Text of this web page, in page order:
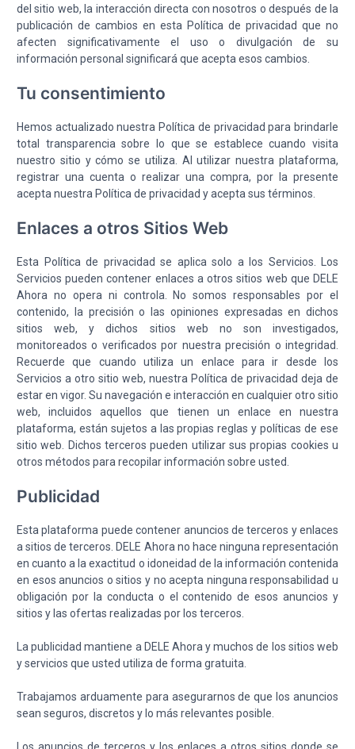
del sitio web, la interacción directa con nosotros o después de la
publicación de cambios en esta Política de privacidad que no
afecten significativamente el uso o divulgación de su
información personal significará que acepta esos cambios.
Tu consentimiento
Hemos actualizado nuestra Política de privacidad para brindarle
total transparencia sobre lo que se establece cuando visita
nuestro sitio y cómo se utiliza. Al utilizar nuestra plataforma,
registrar una cuenta o realizar una compra, por la presente
acepta nuestra Política de privacidad y acepta sus términos.
Enlaces a otros Sitios Web
Esta Política de privacidad se aplica solo a los Servicios. Los
Servicios pueden contener enlaces a otros sitios web que DELE
Ahora no opera ni controla. No somos responsables por el
contenido, la precisión o las opiniones expresadas en dichos
sitios web, y dichos sitios web no son investigados,
monitoreados o verificados por nuestra precisión o integridad.
Recuerde que cuando utiliza un enlace para ir desde los
Servicios a otro sitio web, nuestra Política de privacidad deja de
estar en vigor. Su navegación e interacción en cualquier otro sitio
web, incluidos aquellos que tienen un enlace en nuestra
plataforma, están sujetos a las propias reglas y políticas de ese
sitio web. Dichos terceros pueden utilizar sus propias cookies u
otros métodos para recopilar información sobre usted.
Publicidad
Esta plataforma puede contener anuncios de terceros y enlaces
a sitios de terceros. DELE Ahora no hace ninguna representación
en cuanto a la exactitud o idoneidad de la información contenida
en esos anuncios o sitios y no acepta ninguna responsabilidad u
obligación por la conducta o el contenido de esos anuncios y
sitios y las ofertas realizadas por los terceros.
La publicidad mantiene a DELE Ahora y muchos de los sitios web
y servicios que usted utiliza de forma gratuita.
Trabajamos arduamente para asegurarnos de que los anuncios
sean seguros, discretos y lo más relevantes posible.
Los anuncios de terceros y los enlaces a otros sitios donde se